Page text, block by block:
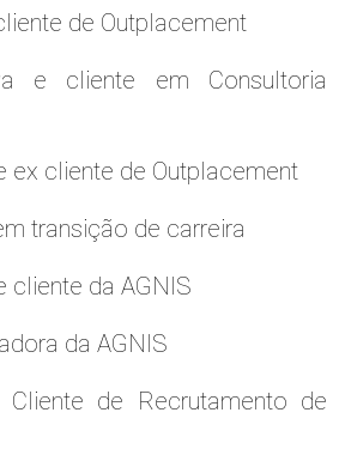
de Outplacement
e cliente em Consultoria
ex cliente de Outplacement
transição de carreira
cliente da AGNIS
da AGNIS
de Recrutamento de